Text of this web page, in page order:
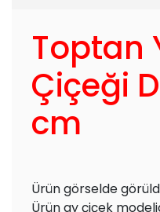
Toptan
Çiçeği
cm
Ürün görselde
Ürün ay çiçek